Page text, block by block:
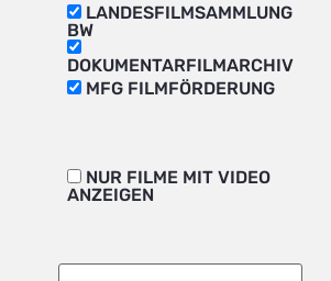
LANDESFILMSAMMLUNG
BW
DOKUMENTARFILMARCHIV
MFG FILMFÖRDERUNG
NUR FILME MIT VIDEO
ANZEIGEN